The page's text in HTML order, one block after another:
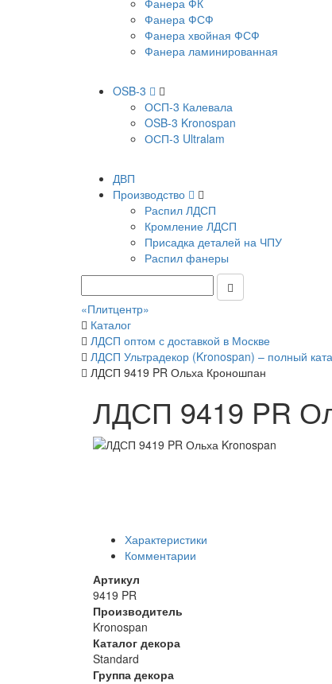
Фанера ФК
Фанера ФСФ
Фанера хвойная ФСФ
Фанера ламинированная
OSB-3
ОСП-3 Калевала
OSB-3 Kronospan
ОСП-3 Ultralam
ДВП
Производство
Распил ЛДСП
Кромление ЛДСП
Присадка деталей на ЧПУ
Распил фанеры
«Плитцентр»
Каталог
ЛДСП оптом с доставкой в Москве
ЛДСП Ультрадекор (Kronospan) – полный
ЛДСП 9419 PR Ольха Кроношпан
ЛДСП 9419 PR
Характеристики
Комментарии
Артикул
9419 PR
Производитель
Kronospan
Каталог декора
Standard
Группа декора